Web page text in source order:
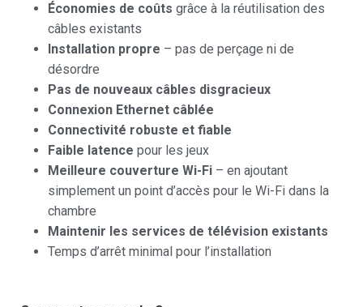
Économies de coûts grâce à la réutilisation des
câbles existants
Installation propre – pas de perçage ni de
désordre
Pas de nouveaux câbles disgracieux
Connexion Ethernet câblée
Connectivité robuste et fiable
Faible latence pour les jeux
Meilleure couverture Wi-Fi – en ajoutant
simplement un point d’accès pour le Wi-Fi dans la
chambre
Maintenir les services de télévision existants
Temps d’arrêt minimal pour l’installation